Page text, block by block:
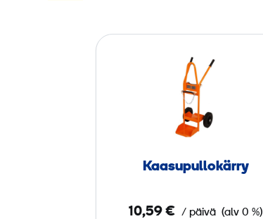
a
a
s
u
­
l
Kaasu­pullokärry
10,59 € / päivä (alv 0 %)